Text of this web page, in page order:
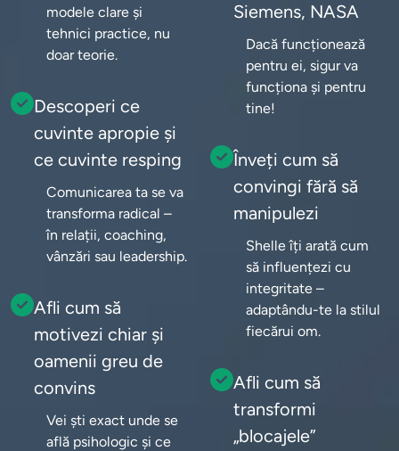
modele clare și
tehnici practice, nu
doar teorie.
Descoperi ce
cuvinte apropie și
ce cuvinte resping
Comunicarea ta se va
transforma radical –
în relații, coaching,
vânzări sau leadership.
Afli cum să
motivezi chiar și
oamenii greu de
convins
Vei ști exact unde se
află psihologic și ce
Siemens, NASA
Dacă funcționează
pentru ei, sigur va
funcționa și pentru
tine!
Înveți cum să
convingi fără să
manipulezi
Shelle îți arată cum
să influențezi cu
integritate –
adaptându-te la stilul
fiecărui om.
Afli cum să
transformi
„blocajele”